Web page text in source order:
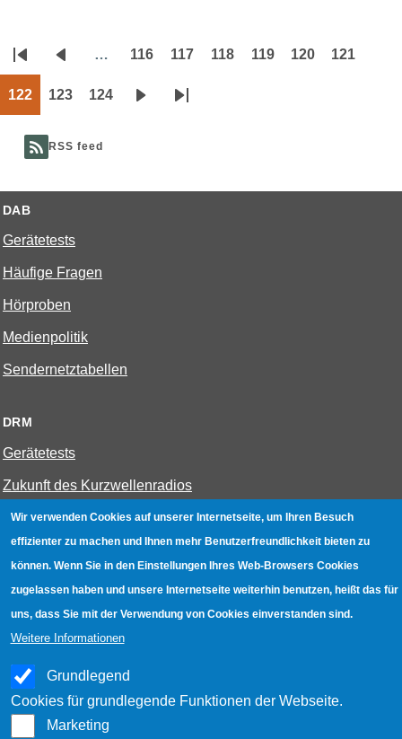
Seitennummerierung
Erste
Seite
Vorherige
Seite
… 116 117 118 119 120 121
122 123 124
NächsteLetzte
RSS feed
DAB
Gerätetests
Häufige Fragen
Hörproben
Medienpolitik
Sendernetztabellen
DRM
Gerätetests
Zukunft des Kurzwellenradios
W-LAN
Bestenliste
Gerätetests
Hotspot absichern
WLAN-Testbuch
Wir verwenden Cookies auf unserer Internetseite, um Ihren Besuch
effizienter zu machen und Ihnen mehr Benutzerfreundlichkeit bieten zu
können. Wenn Sie in den Einstellungen Ihres Web-Browsers Cookies
zugelassen haben und unsere Internetseite weiterhin benutzen, heißt das für
uns, dass Sie mit der Verwendung von Cookies einverstanden sind.
Weitere Informationen
Grundlegend
Cookies für grundlegende Funktionen der Webseite.
Marketing